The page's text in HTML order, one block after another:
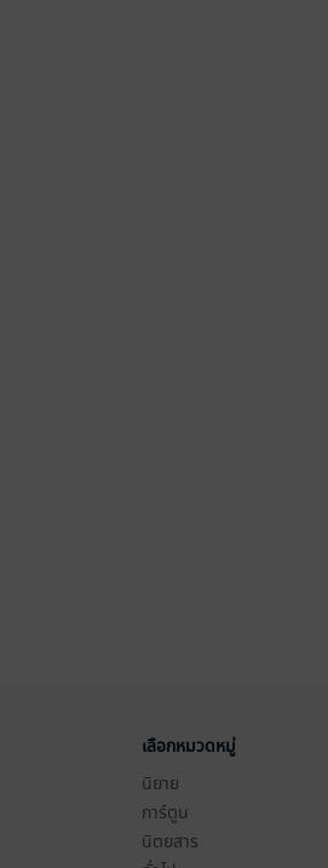
เลือกหมวดหมู่
นิยาย
การ์ตูน
นิตยสาร